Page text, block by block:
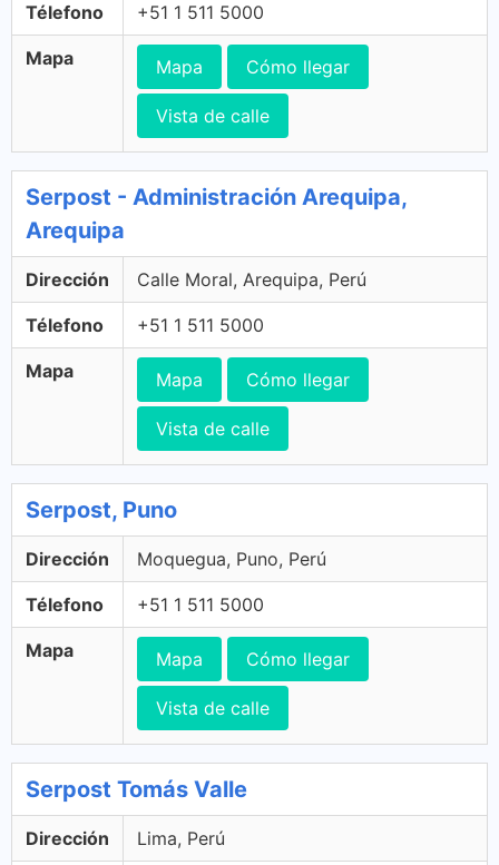
Télefono +51 1 511 5000
Mapa Mapa Cómo llegar
Vista de calle
Serpost - Administración Arequipa,
Arequipa
Dirección Calle Moral, Arequipa, Perú
Télefono +51 1 511 5000
Mapa Mapa Cómo llegar
Vista de calle
Serpost, Puno
Dirección Moquegua, Puno, Perú
Télefono +51 1 511 5000
Mapa Mapa Cómo llegar
Vista de calle
Serpost Tomás Valle
Dirección Lima, Perú